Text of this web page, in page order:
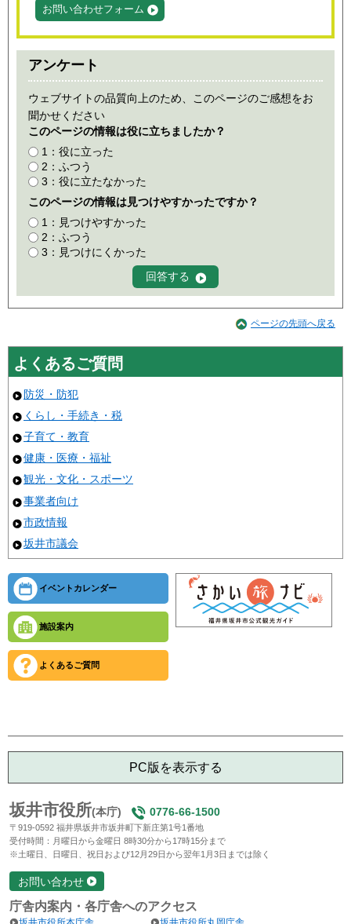
お問い合わせフォーム
アンケート
ウェブサイトの品質向上のため、このページのご感想をお
聞かせください
このページの情報は役に立ちましたか？
1：役に立った
2：ふつう
3：役に立たなかった
このページの情報は見つけやすかったですか？
1：見つけやすかった
2：ふつう
3：見つけにくかった
ページの先頭へ戻る
よくあるご質問
防災・防犯
くらし・手続き・税
子育て・教育
健康・医療・福祉
観光・文化・スポーツ
事業者向け
市政情報
坂井市議会
イベントカレンダー
施設案内
よくあるご質問
PC版を表示する
坂井市役所(本庁) 0776-66-1500
〒919-0592 福井県坂井市坂井町下新庄第1号1番地
受付時間：月曜日から金曜日 8時30分から17時15分まで
※土曜日、日曜日、祝日および12月29日から翌年1月3日までは除く
お問い合わせ
庁舎内案内・各庁舎へのアクセス